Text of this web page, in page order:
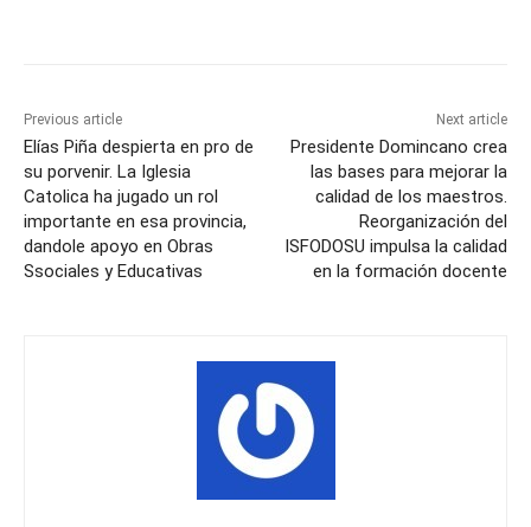
Previous article
Elías Piña despierta en pro de
su porvenir. La Iglesia
Catolica ha jugado un rol
importante en esa provincia,
dandole apoyo en Obras
Ssociales y Educativas
Next article
Presidente Domincano crea
las bases para mejorar la
calidad de los maestros.
Reorganización del
ISFODOSU impulsa la calidad
en la formación docente